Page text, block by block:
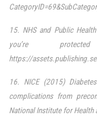
15. NHS and Public
you’re
https://
16. NICE (2015)
complications from
National Institute for Health